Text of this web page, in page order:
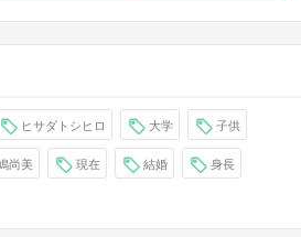
ヒサダトシヒロ 大学 子供
尚美 現在 結婚 身長